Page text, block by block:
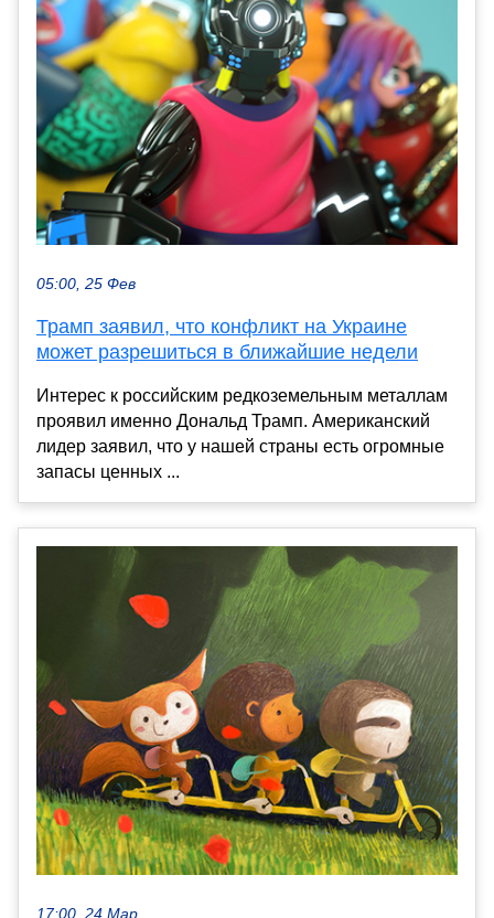
05:00, 25 Фев
Трамп заявил, что конфликт на Украине
может разрешиться в ближайшие недели
Интерес к российским редкоземельным металлам
проявил именно Дональд Трамп. Американский
лидер заявил, что у нашей страны есть огромные
запасы ценных ...
17:00, 24 Мар